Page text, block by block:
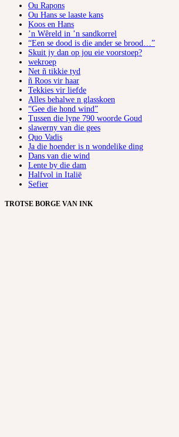
Ou Rapons
Ou Hans se laaste kans
Koos en Hans
’n Wêreld in ’n sandkorrel
“Een se dood is die ander se brood…”
Skuit jy dan op jou eie voorstoep?
wekroep
Net ñ tikkie tyd
ñ Roos vir haar
Tekkies vir liefde
Alles behalwe n glasskoen
“Gee die hond wind”
Tussen die lyne 790 woorde Goud
slawerny van die gees
Quo Vadis
Ja die hoender is n wondelike ding
Dans van die wind
Lente by die dam
Halfvol in Italië
Sefier
TROTSE BORGE VAN INK